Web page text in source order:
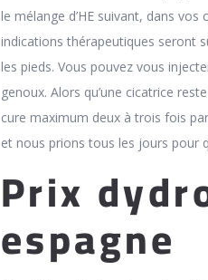
le mélange d’HE suivant, dans
indications thérapeutiques seront
les pieds. Vous pouvez vous
genoux. Alors qu’une cicatrice
cure maximum deux à trois fois
et nous prions tous les jours pour
Prix
espagne